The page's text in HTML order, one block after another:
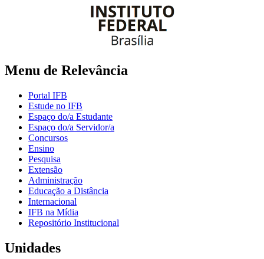
Menu de Relevância
Portal IFB
Estude no IFB
Espaço do/a Estudante
Espaço do/a Servidor/a
Concursos
Ensino
Pesquisa
Extensão
Administração
Educação a Distância
Internacional
IFB na Mídia
Repositório Institucional
Unidades